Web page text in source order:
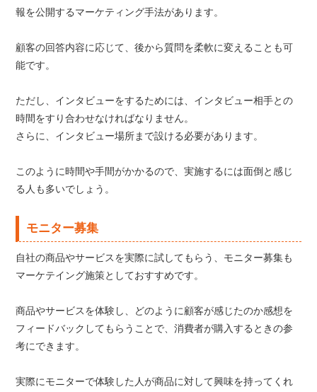
報を公開するマーケティング手法があります。
顧客の回答内容に応じて、後から質問を柔軟に変えることも可
能です。
ただし、インタビューをするためには、インタビュー相手との
時間をすり合わせなければなりません。
さらに、インタビュー場所まで設ける必要があります。
このように時間や手間がかかるので、実施するには面倒と感じ
る人も多いでしょう。
モニター募集
自社の商品やサービスを実際に試してもらう、モニター募集も
マーケテイング施策としておすすめです。
商品やサービスを体験し、どのように顧客が感じたのか感想を
フィードバックしてもらうことで、消費者が購入するときの参
考にできます。
実際にモニターで体験した人が商品に対して興味を持ってくれ